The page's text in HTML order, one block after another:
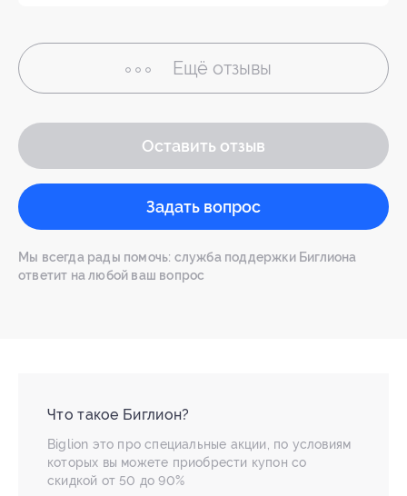
Ещё отзывы
Оставить отзыв
Задать вопрос
Мы всегда рады помочь: служба поддержки Биглиона
ответит на любой ваш вопрос
Что такое Биглион?
Biglion это про специальные акции, по условиям
которых вы можете приобрести купон со
скидкой от 50 до 90%